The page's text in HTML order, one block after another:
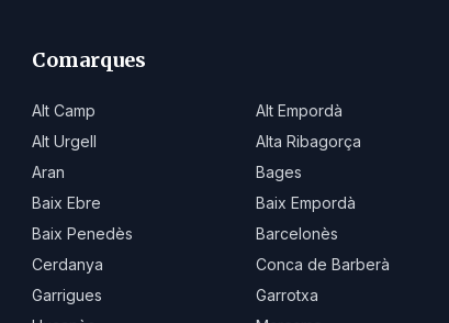
Comarques
Alt Camp Alt Empordà
Alt Urgell
Alta Ribagorça
Aran
Bages
Baix Ebre
Baix Empordà
Baix Penedès
Barcelonès
Cerdanya
Conca de Barberà
Garrigues
Garrotxa